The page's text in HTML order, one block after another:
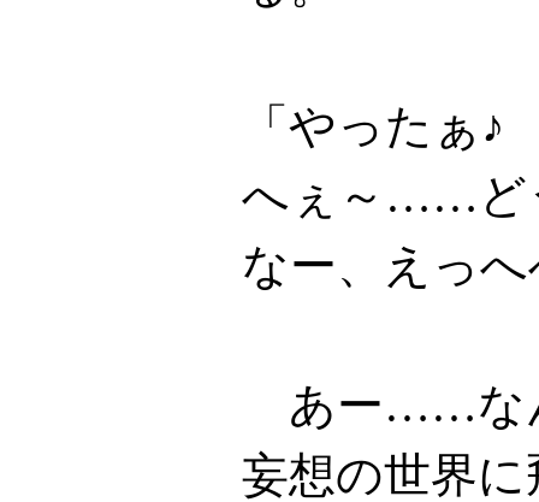
「やったぁ
へぇ～……ど
なー、えっ
あー……な
妄想の世界